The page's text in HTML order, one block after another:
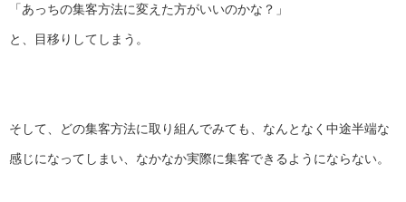
「あっちの集客方法に変えた方がいいのかな？」
と、目移りしてしまう。
そして、どの集客方法に取り組んでみても、 なんとなく中途半端な
感じになってしまい、 なかなか実際に集客できるようにならない。